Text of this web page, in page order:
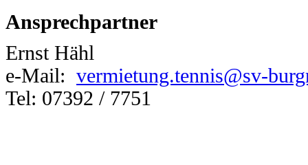
Ansprechpartner
Ernst Hähl
e-Mail: vermietung.tennis@sv-
Tel: 07392 / 7751